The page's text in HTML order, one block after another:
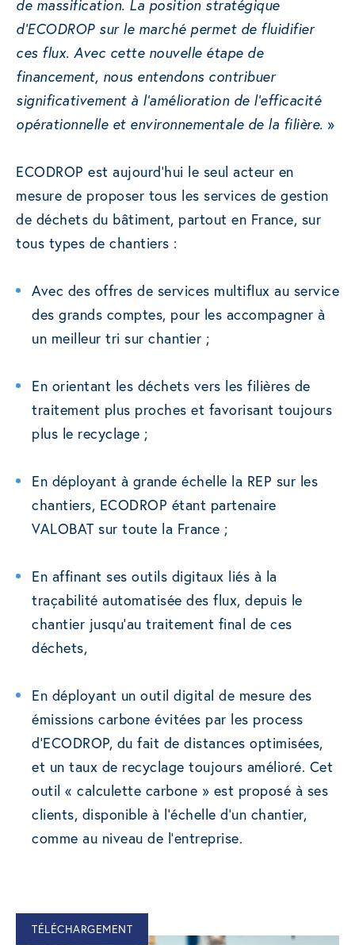
de massification. La position stratégique
d’ECODROP sur le marché permet de fluidifier
ces flux. Avec cette nouvelle étape de
financement, nous entendons contribuer
significativement à l’amélioration de l’efficacité
opérationnelle et environnementale de la filière. »
ECODROP est aujourd’hui le seul acteur en
mesure de proposer tous les services de gestion
de déchets du bâtiment, partout en France, sur
tous types de chantiers :
Avec des offres de services multiflux au service
des grands comptes, pour les accompagner à
un meilleur tri sur chantier ;
En orientant les déchets vers les filières de
traitement plus proches et favorisant toujours
plus le recyclage ;
En déployant à grande échelle la REP sur les
chantiers, ECODROP étant partenaire
VALOBAT sur toute la France ;
En affinant ses outils digitaux liés à la
traçabilité automatisée des flux, depuis le
chantier jusqu’au traitement final de ces
déchets,
En déployant un outil digital de mesure des
émissions carbone évitées par les process
d’ECODROP, du fait de distances optimisées,
et un taux de recyclage toujours amélioré. Cet
outil « calculette carbone » est proposé à ses
clients, disponible à l’échelle d’un chantier,
comme au niveau de l’entreprise.
TÉLÉCHARGEMENT